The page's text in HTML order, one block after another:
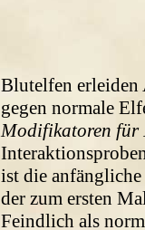
Blutelfen erleiden
gegen normale
Modifikatoren für
ist die
der zum ersten
Feindlich als